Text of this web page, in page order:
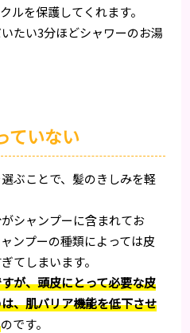
ルを保護してくれます。
たい3分ほどシャワーのお湯
ていない
ぶことで、髪のきしみを軽
シャンプーに含まれてお
ンプーの種類によっては皮
てしまいます。
が、頭皮にとって必要な皮
、肌バリア機能を低下させ
のです。